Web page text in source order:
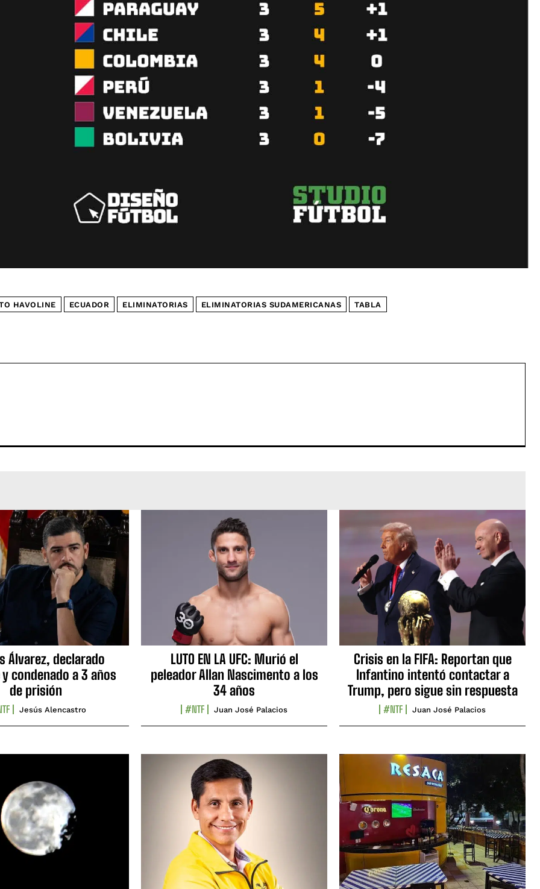
HAVOLINE ECUADOR ELIMINATORIAS ELIMINATORIAS SUDAMERICANAS TABLA
Álvarez, declarado
condenado a 3 años
de prisión
Jesús Alencastro
LUTO EN LA UFC: Murió el
peleador Allan Nascimento a los
34 años
#NTF Juan José Palacios
Crisis en la FIFA: Reportan que
Infantino intentó contactar a
Trump, pero sigue sin respuesta
#NTF Juan José Palacios